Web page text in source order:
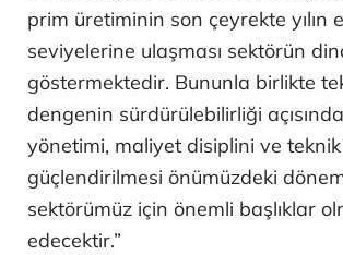
prim üretiminin son çeyrekte yılın
seviyelerine ulaşması sektörün
göstermektedir. Bununla birlikte
dengenin sürdürülebilirliği
yönetimi, maliyet disiplini ve teknik
güçlendirilmesi önümüzdeki
sektörümüz için önemli başlıklar
edecektir.”